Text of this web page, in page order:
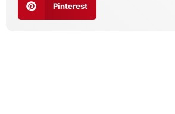
Pinterest